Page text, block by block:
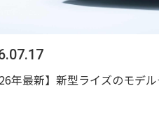
年最新】新型ライズのモデ